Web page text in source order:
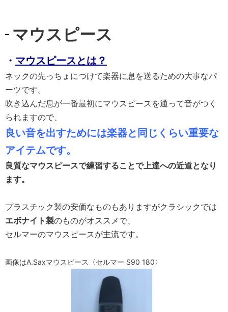
マウスピース
・ マウスピースとは？
ネックの先っちょにつけて楽器に息を送るための大事なパ
ーツです。
吹き込んだ息が一番最初にマウスピースを通って音がつく
られますので、
良い音を出すためには楽器と同じくらい重要な
アイテムです。
良質なマウスピースで練習することで上達への近道となり
ます。
プラスチック製の安価なものもありますがクラシックでは
エボナイト製のものがオススメで、
セルマーのマウスピースが主流です。
画像はA.Saxマウスピース〈セルマー S90 180〉